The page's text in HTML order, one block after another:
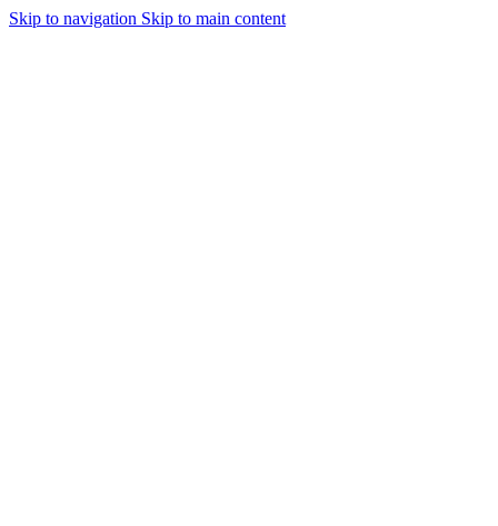
Skip to navigation Skip to main content